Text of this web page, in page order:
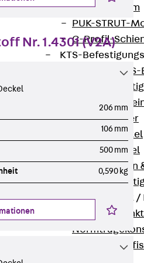
I-Stiel-System
PUK-STRUT-
C-Profil-
KTS-
Dübel & Anker
Abhängemittel
Schraubmittel
Ankermuttern
Funktionserhalt
Zurück
Nr. 1.4301 (V2A)
206 mm
106 mm
500 mm
0,590 kg